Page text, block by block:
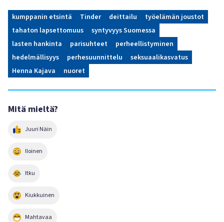
kumppanin etsintä Tinder deittailu
työelämän joustot
tahaton lapsettomuus
syntyvyys Suomessa
lasten hankinta
parisuhteet
perheellistyminen
hedelmällisyys
perhesuunnittelu
seksuaalikasvatus
Henna Kajava
nuoret
Mitä mieltä?
Juuri Näin
Iloinen
Itku
Kiukkuinen
Mahtavaa